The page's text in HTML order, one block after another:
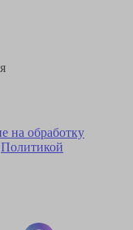
на обработку
Политикой